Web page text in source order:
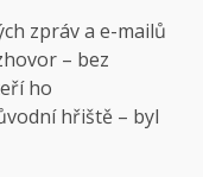
zpráv a e-mailů
– bez
ho
hřiště – byl